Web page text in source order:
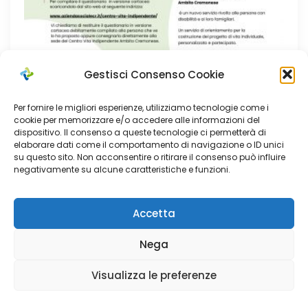
Gestisci Consenso Cookie
Per fornire le migliori esperienze, utilizziamo tecnologie come i
cookie per memorizzare e/o accedere alle informazioni del
dispositivo. Il consenso a queste tecnologie ci permetterà di
elaborare dati come il comportamento di navigazione o ID unici
su questo sito. Non acconsentire o ritirare il consenso può influire
negativamente su alcune caratteristiche e funzioni.
Accetta
Nega
Visualizza le preferenze
Mag 21, 2025
Questionario di rilevazione:
sistema familiare: tra presente e
futuro”